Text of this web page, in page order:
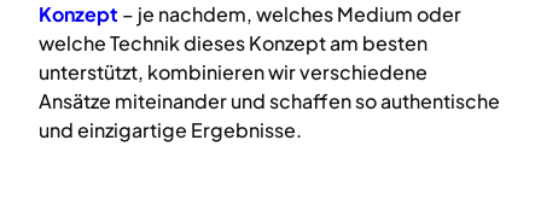
Konzept – je nachdem, welches Medium oder
welche Technik dieses Konzept am besten
unterstützt, kombinieren wir verschiedene
Ansätze miteinander und schaffen so authentische
und einzigartige Ergebnisse.